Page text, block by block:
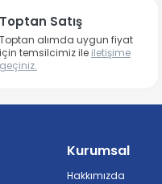
Toptan Satış
Toptan alımda uygun fiyat
için temsilcimiz ile iletişime
geçiniz.
Kurumsal
Hakkımızda